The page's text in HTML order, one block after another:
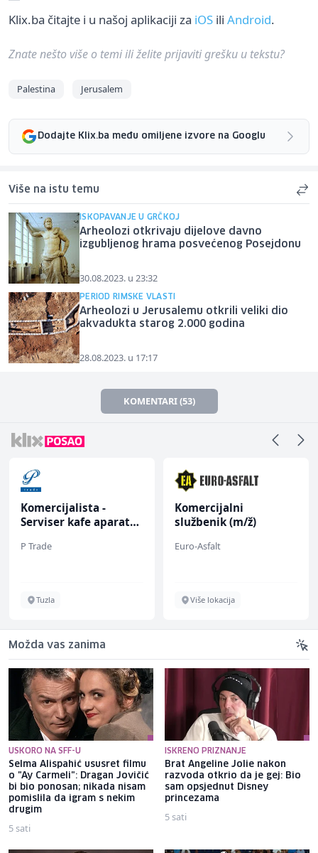
Klix.ba čitajte i u našoj aplikaciji za iOS ili Android.
Znate nešto više o temi ili želite prijaviti grešku u tekstu?
Palestina Jerusalem
Dodajte Klix.ba među omiljene izvore na Googlu
Više na istu temu
ISKOPAVANJE U GRČKOJ
Arheolozi otkrivaju dijelove davno
izgubljenog hrama posvećenog Posejdonu
30.08.2023. u 23:32
PERIOD RIMSKE VLASTI
Arheolozi u Jerusalemu otkrili veliki dio
akvadukta starog 2.000 godina
28.08.2023. u 17:17
KOMENTARI (53)
Komercijalista -
Serviser kafe aparata
P Trade
Tuzla
Komercijalni
službenik (m/ž)
Euro-Asfalt
Više lokacija
Možda vas zanima
USKORO NA SFF-U
Selma Alispahić ususret filmu
o "Ay Carmeli": Dragan Jovičić
bi bio ponosan; nikada nisam
pomislila da igram s nekim
drugim
5 sati
ISKRENO PRIZNANJE
Brat Angeline Jolie nakon
razvoda otkrio da je gej: Bio
sam opsjednut Disney
princezama
5 sati